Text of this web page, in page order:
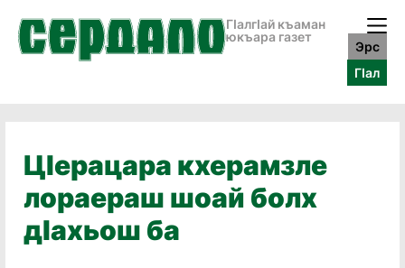
ГӀалгӀай къаман
юкъара газет
Эрс
ГӀал
ЦIерацара кхерамзле
лораераш шоай болх
дIахьош ба